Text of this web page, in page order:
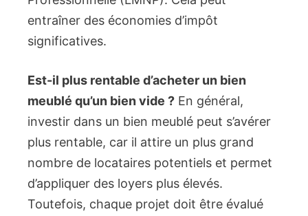
entraîner des économies d’impôt
significatives.
Est-il plus rentable d’acheter un bien
meublé qu’un bien vide ? En général,
investir dans un bien meublé peut s’avérer
plus rentable, car il attire un plus grand
nombre de locataires potentiels et permet
d’appliquer des loyers plus élevés.
Toutefois, chaque projet doit être évalué